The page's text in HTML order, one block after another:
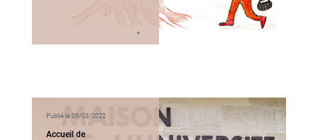
Publié le 09/03/2022
Accueil de